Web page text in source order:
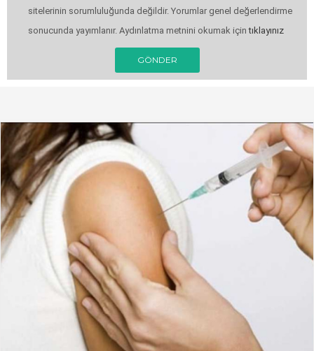
sitelerinin sorumluluğunda değildir. Yorumlar genel değerlendirme
sonucunda yayımlanır. Aydınlatma metnini okumak içintıklayınız
GÖNDER